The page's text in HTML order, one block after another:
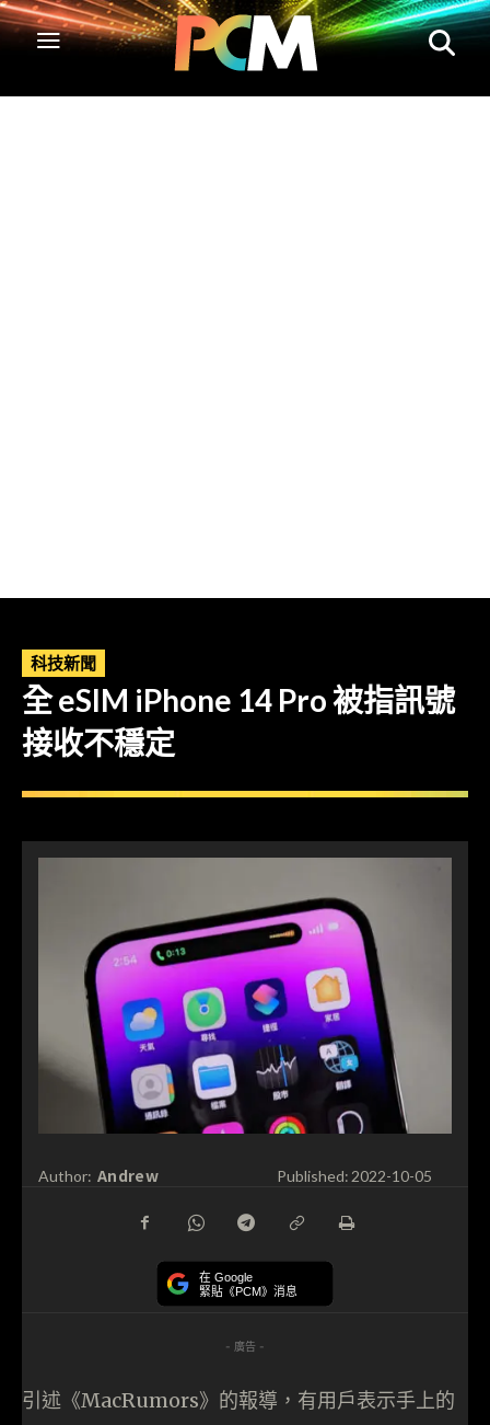
科技新聞
全 eSIM iPhone 14 Pro 被指訊號
接收不穩定
Author: Andrew Published:2022-10-05
在 Google
緊貼《PCM》消息
- 廣告 -
引述《MacRumors》的報導，有用戶表示手上的